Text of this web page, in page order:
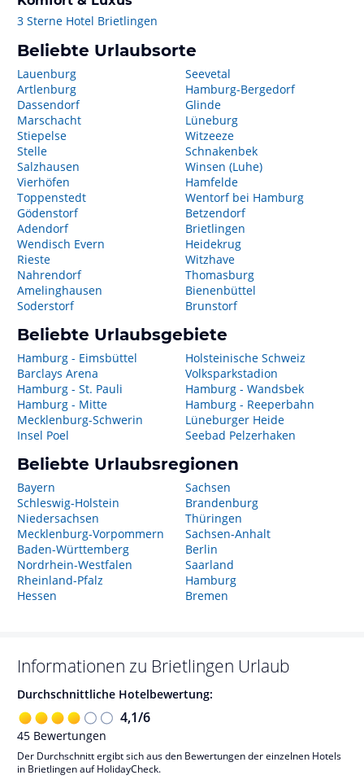
3 Sterne Hotel Brietlingen
Beliebte Urlaubsorte
Lauenburg
Artlenburg
Dassendorf
Marschacht
Stiepelse
Stelle
Salzhausen
Vierhöfen
Toppenstedt
Gödenstorf
Adendorf
Wendisch Evern
Rieste
Nahrendorf
Amelinghausen
Soderstorf
Seevetal
Hamburg-Bergedorf
Glinde
Lüneburg
Witzeeze
Schnakenbek
Winsen (Luhe)
Hamfelde
Wentorf bei Hamburg
Betzendorf
Brietlingen
Heidekrug
Witzhave
Thomasburg
Bienenbüttel
Brunstorf
Beliebte Urlaubsgebiete
Hamburg - Eimsbüttel
Barclays Arena
Hamburg - St. Pauli
Hamburg - Mitte
Mecklenburg-Schwerin
Insel Poel
Holsteinische Schweiz
Volksparkstadion
Hamburg - Wandsbek
Hamburg - Reeperbahn
Lüneburger Heide
Seebad Pelzerhaken
Beliebte Urlaubsregionen
Bayern
Schleswig-Holstein
Niedersachsen
Mecklenburg-Vorpommern
Baden-Württemberg
Nordrhein-Westfalen
Rheinland-Pfalz
Hessen
Sachsen
Brandenburg
Thüringen
Sachsen-Anhalt
Berlin
Saarland
Hamburg
Bremen
Informationen zu Brietlingen Urlaub
Durchschnittliche Hotelbewertung:
4,1/6
45 Bewertungen
Der Durchschnitt ergibt sich aus den Bewertungen der einzelnen Hotels
in Brietlingen auf HolidayCheck.